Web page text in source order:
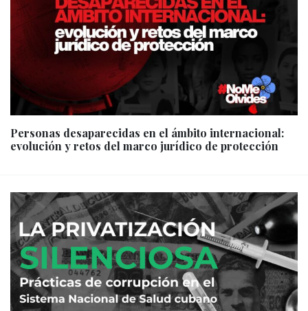
Personas desaparecidas en el ámbito internacional:
evolución y retos del marco jurídico de protección